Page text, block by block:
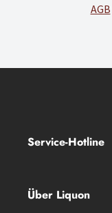
AGB
Service-Hotline
Über Liquon